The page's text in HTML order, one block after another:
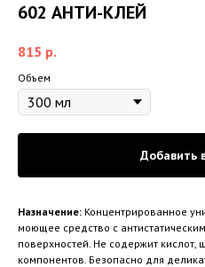
602 АНТИ-КЛЕЙ
815 р.
Объем
Добавить
Назначение: Концентрированное
моющее средство с
поверхностей. Не содержит кислот,
компонентов. Безопасно для